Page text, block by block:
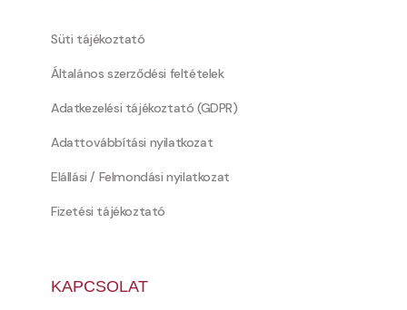
Süti tájékoztató
Általános szerződési feltételek
Adatkezelési tájékoztató (GDPR)
Adattovábbítási nyilatkozat
Elállási / Felmondási nyilatkozat
Fizetési tájékoztató
KAPCSOLAT